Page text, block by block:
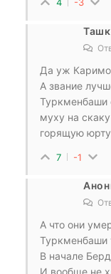
4 -3
Да уж
А звание
Туркменбаши
муху на
горящую
7 -1
А что они
Туркменбаши
В начале
И вообще не